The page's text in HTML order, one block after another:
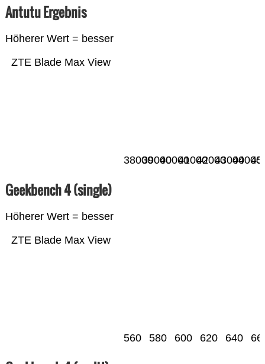
Antutu Ergebnis
Höherer Wert = besser
ZTE Blade Max View
38000390004000041000420004300044000
Geekbench 4 (single)
Höherer Wert = besser
ZTE Blade Max View
560 580 600 620 640